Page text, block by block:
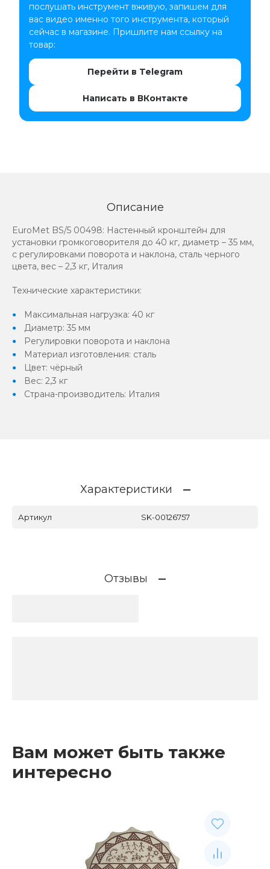
послушать инструмент вживую, запишем для
вас видео именно того инструмента, который
сейчас в магазине. Пришлите нам ссылку на
товар:
Перейти в Telegram
Написать в ВКонтакте
Описание
EuroMet BS/5 00498: Настенный кронштейн для
установки громкоговорителя до 40 кг, диаметр – 35 мм,
с регулировками поворота и наклона, сталь черного
цвета, вес – 2,3 кг, Италия
Технические характеристики:
Максимальная нагрузка: 40 кг
Диаметр: 35 мм
Регулировки поворота и наклона
Материал изготовления: сталь
Цвет: чёрный
Вес: 2,3 кг
Страна-производитель: Италия
Характеристики
Артикул SK-00126757
Отзывы
Вам может быть также
интересно